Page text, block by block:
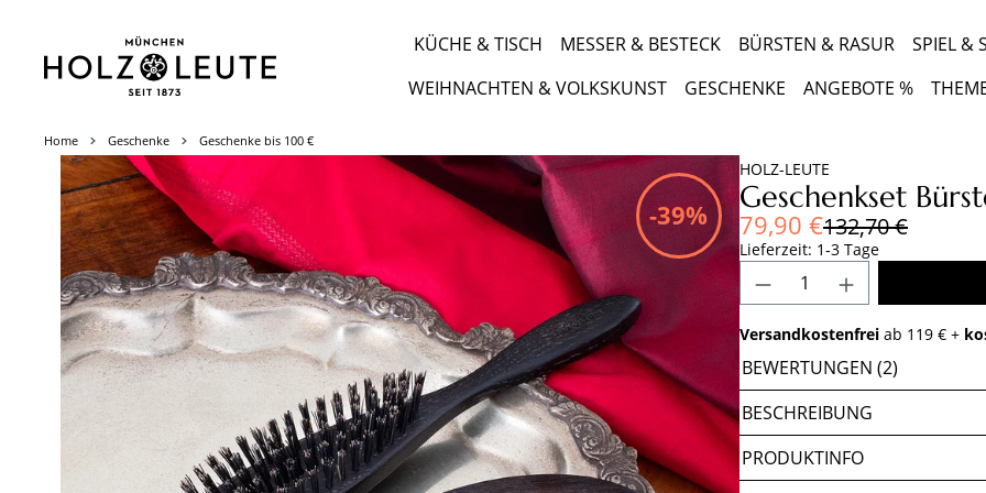
KÜCHE & TISCH MESSER & BESTECK BÜRSTEN & RASUR
SPIEL &
WEIHNACHTEN & VOLKSKUNST
GESCHENKE ANGEBOTE %
Home Geschenke Geschenke bis 100 €
HOLZ-LEUTE
Geschenkset
Verkaufspreis:
Regulärer Preis:
132,70 €
79,90 €
Lieferzeit: 1-3 Tage
Produkt Anzahl:
Versandkostenfrei ab 119 € +
BEWERTUNGEN (2)
BESCHREIBUNG
PRODUKTINFO
Bildergalerie überspringen
-39%